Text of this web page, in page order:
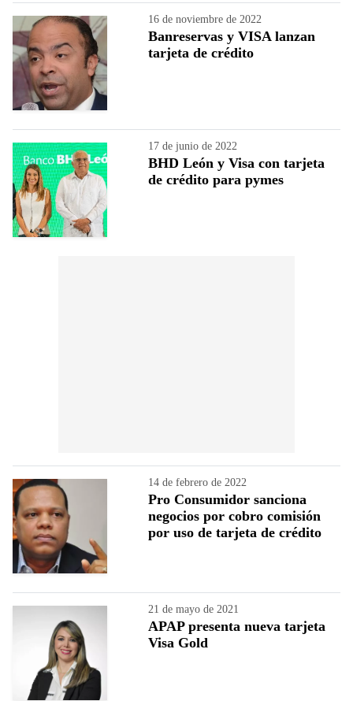
16 de noviembre de 2022
Banreservas y VISA lanzan
tarjeta de crédito
17 de junio de 2022
BHD León y Visa con tarjeta
de crédito para pymes
14 de febrero de 2022
Pro Consumidor sanciona
negocios por cobro comisión
por uso de tarjeta de crédito
21 de mayo de 2021
APAP presenta nueva tarjeta
Visa Gold